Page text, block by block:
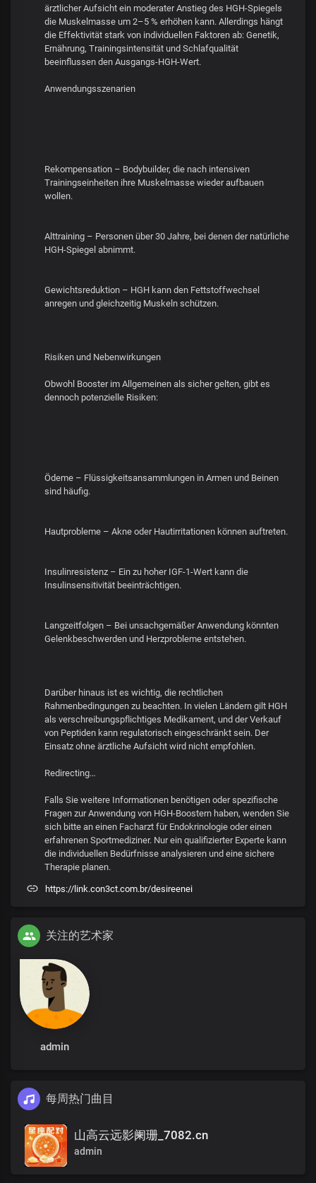
ärztlicher Aufsicht ein moderater Anstieg des HGH-Spiegels
die Muskelmasse um 2–5 % erhöhen kann. Allerdings hängt
die Effektivität stark von individuellen Faktoren ab: Genetik,
Ernährung, Trainingsintensität und Schlafqualität
beeinflussen den Ausgangs-HGH-Wert.
Anwendungsszenarien
Rekompensation – Bodybuilder, die nach intensiven
Trainingseinheiten ihre Muskelmasse wieder aufbauen
wollen.
Alttraining – Personen über 30 Jahre, bei denen der natürliche
HGH-Spiegel abnimmt.
Gewichtsreduktion – HGH kann den Fettstoffwechsel
anregen und gleichzeitig Muskeln schützen.
Risiken und Nebenwirkungen
Obwohl Booster im Allgemeinen als sicher gelten, gibt es
dennoch potenzielle Risiken:
Ödeme – Flüssigkeitsansammlungen in Armen und Beinen
sind häufig.
Hautprobleme – Akne oder Hautirritationen können auftreten.
Insulinresistenz – Ein zu hoher IGF-1-Wert kann die
Insulinsensitivität beeinträchtigen.
Langzeitfolgen – Bei unsachgemäßer Anwendung könnten
Gelenkbeschwerden und Herzprobleme entstehen.
Darüber hinaus ist es wichtig, die rechtlichen
Rahmenbedingungen zu beachten. In vielen Ländern gilt HGH
als verschreibungspflichtiges Medikament, und der Verkauf
von Peptiden kann regulatorisch eingeschränkt sein. Der
Einsatz ohne ärztliche Aufsicht wird nicht empfohlen.
Redirecting…
Falls Sie weitere Informationen benötigen oder spezifische
Fragen zur Anwendung von HGH-Boostern haben, wenden Sie
sich bitte an einen Facharzt für Endokrinologie oder einen
erfahrenen Sportmediziner. Nur ein qualifizierter Experte kann
die individuellen Bedürfnisse analysieren und eine sichere
Therapie planen.
https://link.con3ct.com.br/desireenei
关注的艺术家
admin
每周热门曲目
山高云远影阑珊_7082.cn
admin